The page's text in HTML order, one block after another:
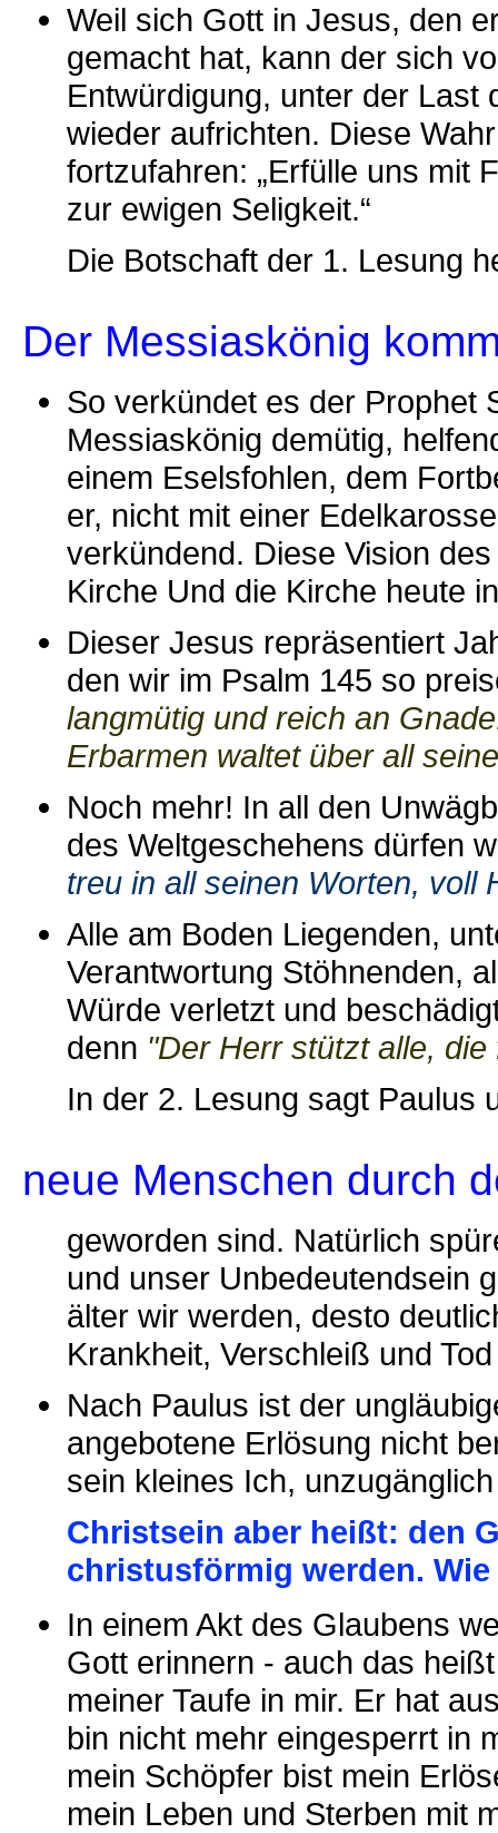
Weil sich Gott in Jesus, den
gemacht hat, kann der sich
Entwürdigung, unter der Last
wieder aufrichten. Diese
fortzufahren: „Erfülle uns mit
zur ewigen Seligkeit.“
Die Botschaft der 1. Lesung
Der Messiaskönig
So verkündet es der Prophet
Messiaskönig demütig,
einem Eselsfohlen, dem
er, nicht mit einer
verkündend. Diese Vision
Kirche Und die Kirche heute
Dieser Jesus repräsentiert
den wir im Psalm 145 so
langmütig und reich an
Erbarmen waltet über all
Noch mehr! In all den
des Weltgeschehens dürfen
treu in all seinen Worten, voll
Alle am Boden Liegenden,
Verantwortung Stöhnenden,
Würde verletzt und
denn "Der Herr stützt alle,
In der 2. Lesung sagt Paulus
neue Menschen durch
geworden sind. Natürlich
und unser Unbedeutendsein
älter wir werden, desto
Krankheit, Verschleiß und
Nach Paulus ist der
angebotene Erlösung nicht
sein kleines Ich,
Christsein aber heißt: den
christusförmig werden.
In einem Akt des Glaubens
Gott erinnern - auch das
meiner Taufe in mir. Er hat
bin nicht mehr eingesperrt in
mein Schöpfer bist mein
mein Leben und Sterben mit